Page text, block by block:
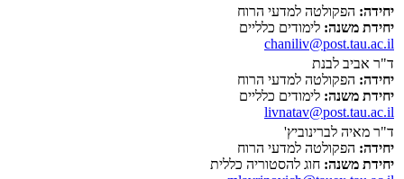
יחידה: הפקולטה למדעי הרוח
יחידת משנה: לימודים כלליים
chaniliv@post.tau.ac.il
ד"ר אביב לבנת
יחידה: הפקולטה למדעי הרוח
יחידת משנה: לימודים כלליים
livnatav@post.tau.ac.il
ד"ר מאיה לברינוביץ'
יחידה: הפקולטה למדעי הרוח
יחידת משנה: חוג להסטוריה כללית